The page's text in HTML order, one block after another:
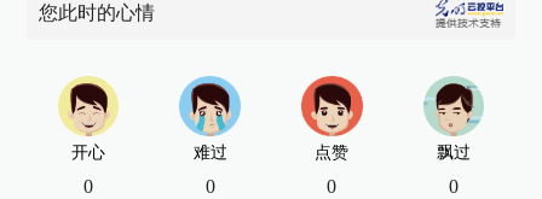
您此时的心情
开心
0
难过
0
点赞
0
飘过
0